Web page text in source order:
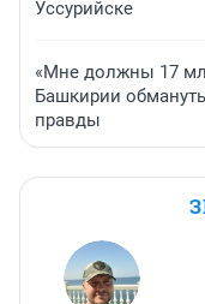
Уссурийске
«Мне должны 17
Башкирии
правды